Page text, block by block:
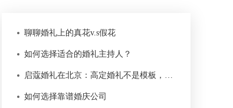
聊聊婚礼上的真花v.s假花
如何选择适合的婚礼主持人？
如何选择靠谱婚庆公司